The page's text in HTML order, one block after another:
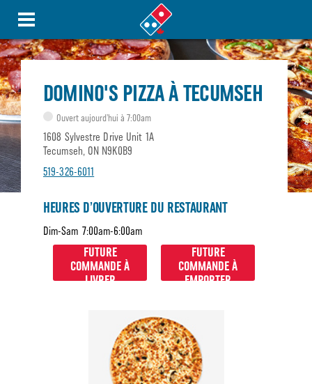
DOMINO'S PIZZA À TECUMSEH
Ouvert aujourd’hui à 7:00am
1608 Sylvestre Drive Unit 1A
Tecumseh, ON N9K0B9
519-326-6011
HEURES D’OUVERTURE DU RESTAURANT
Dim-Sam 7:00am-6:00am
FUTURE
COMMANDE À
LIVRER
FUTURE
COMMANDE À
EMPORTER